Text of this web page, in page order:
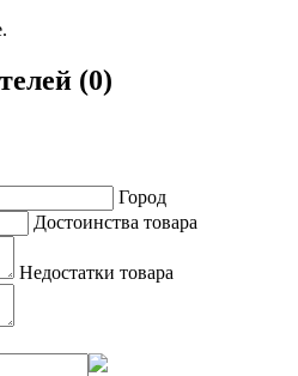
(0)
Город
Достоинства товара
Недостатки товара